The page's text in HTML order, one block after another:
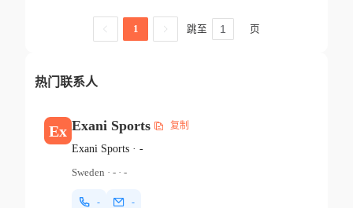
1 跳至 页
热门联系人
Ex Exani Sports 复制
Exani Sports· -
Sweden · -· -
- -